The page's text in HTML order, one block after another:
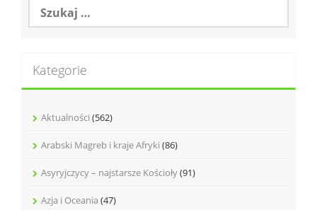
u
:
Kategorie
Aktualności (562)
Arabski Magreb i kraje Afryki (86)
Asyryjczycy – najstarsze Kościoły(91)
Azja i Oceania (47)